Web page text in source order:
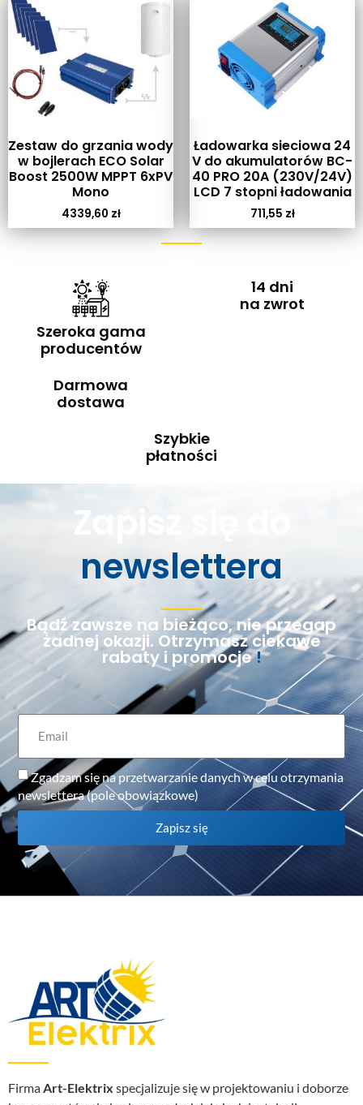
Zestaw do grzania wody
w bojlerach ECO Solar
Boost 2500W MPPT 6xPV
Mono
4339,60 zł
Ładowarka sieciowa 24
V do akumulatorów BC-
40 PRO 20A (230V/24V)
LCD 7 stopni ładowania
711,55 zł
Szeroka gama
producentów
14 dni
na zwrot
Darmowa
dostawa
Szybkie
płatności
Zapisz się do
newslettera
Bądź zawsze na bieżąco, nie przegap
żadnej okazji. Otrzymasz ciekawe
rabaty i promocje!
Zgadzam się na przetwarzanie danych w celu otrzymania
newslettera (pole obowiązkowe)
Zapisz się
Firma Art-Elektrix specjalizuje się w projektowaniu i doborze